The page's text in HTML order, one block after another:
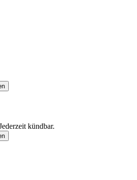
kündbar.